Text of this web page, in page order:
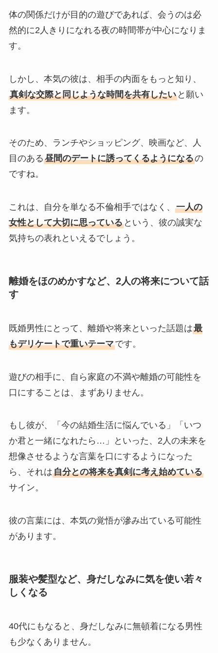
体の関係だけが目的の遊びであれば、会うのは必
然的に2人きりになれる夜の時間帯が中心になりま
す。
しかし、本気の彼は、相手の内面をもっと知り、
真剣な交際と同じような時間を共有したいと願い
ます。
そのため、ランチやショッピング、映画など、人
目のある昼間のデートに誘ってくるようになるの
ですね。
これは、自分を単なる不倫相手ではなく、 一人の
女性として大切に思っているという、彼の誠実な
気持ちの表れといえるでしょう。
離婚をほのめかすなど、2人の将来について話
す
既婚男性にとって、離婚や将来といった話題は最
もデリケートで重いテーマです。
遊びの相手に、自ら家庭の不満や離婚の可能性を
口にすることは、まずありません。
もし彼が、「今の結婚生活に悩んでいる」「いつ
か君と一緒になれたら…」といった、2人の未来を
想像させるような言葉を口にするようになった
ら、それは自分との将来を真剣に考え始めている
サイン。
彼の言葉には、本気の覚悟が滲み出ている可能性
があります。
服装や髪型など、身だしなみに気を使い若々
しくなる
40代にもなると、身だしなみに無頓着になる男性
も少なくありません。